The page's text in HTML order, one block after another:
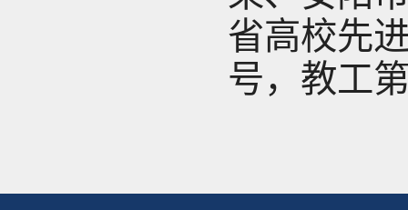
省高校先
号，教工